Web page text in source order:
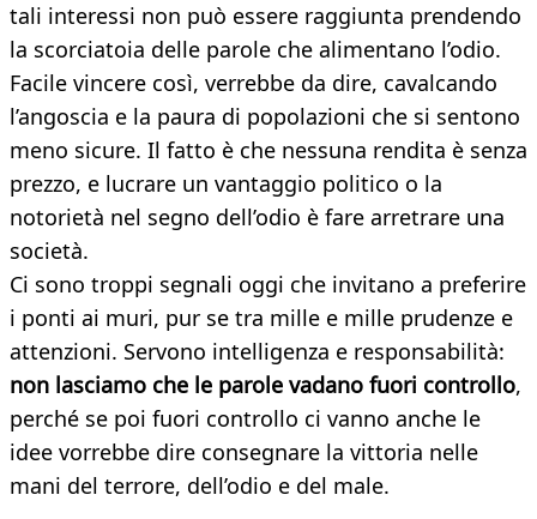
tali interessi non può essere raggiunta prendendo
la scorciatoia delle parole che alimentano l’odio.
Facile vincere così, verrebbe da dire, cavalcando
l’angoscia e la paura di popolazioni che si sentono
meno sicure. Il fatto è che nessuna rendita è senza
prezzo, e lucrare un vantaggio politico o la
notorietà nel segno dell’odio è fare arretrare una
società.
Ci sono troppi segnali oggi che invitano a preferire
i ponti ai muri, pur se tra mille e mille prudenze e
attenzioni. Servono intelligenza e responsabilità:
non lasciamo che le parole vadano fuori controllo,
perché se poi fuori controllo ci vanno anche le
idee vorrebbe dire consegnare la vittoria nelle
mani del terrore, dell’odio e del male.